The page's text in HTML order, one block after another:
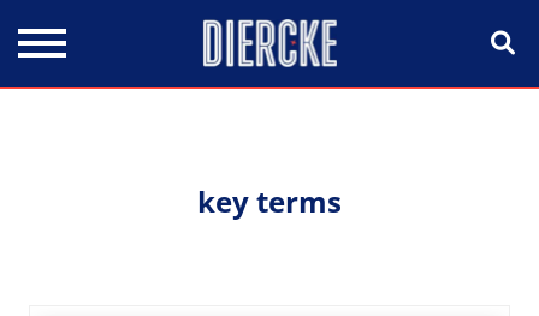
key terms